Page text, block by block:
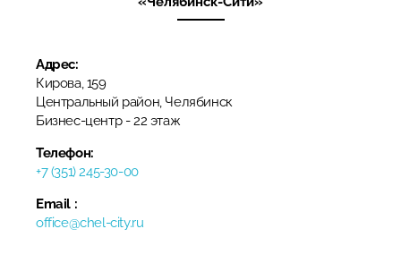
Адрес:
Кирова, 159
Центральный район, Челябинск
​Бизнес-центр​ - 22 этаж
Телефон:
+7 (351) 245-30-00
Email :
office@chel-city.ru